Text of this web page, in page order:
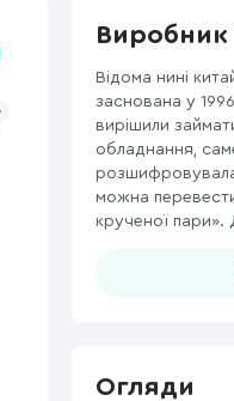
Виробник
Відома нині
заснована у
вирішили
обладнання,
можна
крученої пари».
Огляди